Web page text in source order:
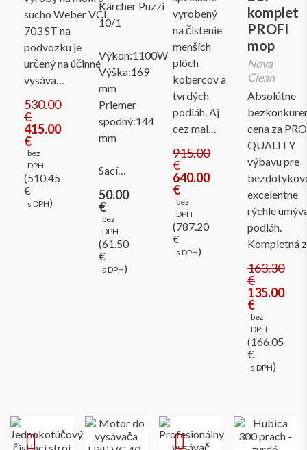
sucho Weber VCL
703 ST na
podvozku je
určený na účinné
vysáva…
530.00
€
415.00
€
bez
DPH
(510.45
€
s DPH)
Kärcher Puzzi
10/1
Výkon:1100W
Výška:169
mm
Priemer
spodný:144
mm
Sací…
50.00
€
bez
DPH
(61.50
€
s DPH)
vyrobený
na čistenie
menších
plôch
kobercov a
tvrdých
podláh. Aj
cez mal…
915.00
€
640.00
€
bez
DPH
(787.20
€
s DPH)
komplet
PROFI
mop
Nova
Clean
Absolútne
cena za
QUALITY
výbavu pre
excelentne
rýchle
podláh.
Kompletná
163.30
€
135.00
€
bez
DPH
(166.05
€
s DPH)